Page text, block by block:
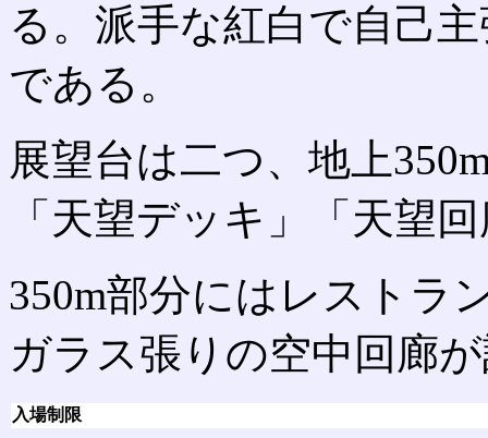
る。派手な紅白で自己
である。
展望台は二つ、地上
「天望デッキ」「天望
350m部分にはレストラ
ガラス張りの空中回廊
入場制限